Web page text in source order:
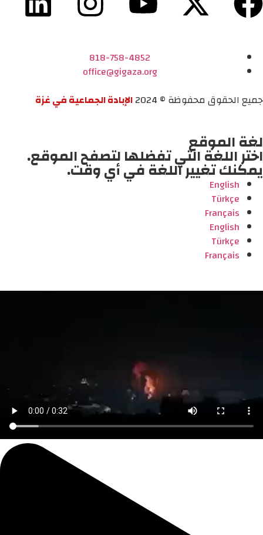
818-758-4852
office@gigaza.org
جميع الحقوق محفوظة © 2024
الإبادة الجماعية في غزة
لغة الموقع
اختر اللغة التي تفضلها لتصفح الموقع.
يمكنك تغيير اللغة في أي وقت.
English
Türkçe
Français
English
Türkçe
Français